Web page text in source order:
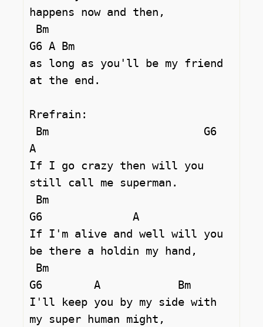
happens now and then,
G6 A Bm
as long as you'll be my friend
at the end.
Rrefrain:
A
If I go crazy then will you
still call me superman.
G6              A
If I'm alive and well will you
be there a holdin my hand,
G6        A            Bm
I'll keep you by my side with
my super human might,